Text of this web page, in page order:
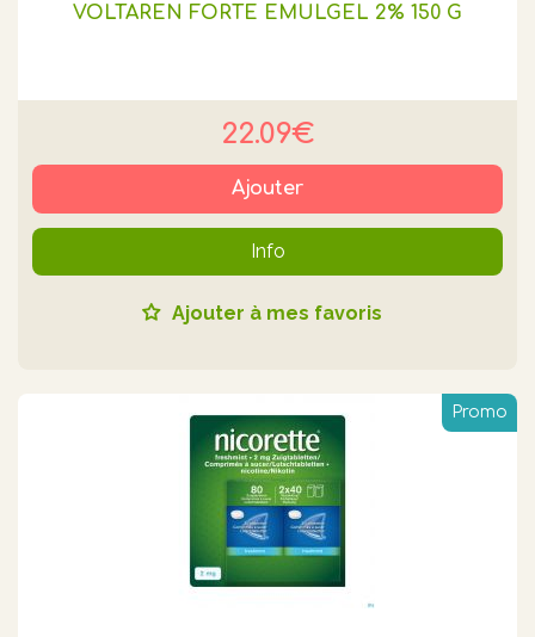
VOLTAREN FORTE EMULGEL 2% 150 G
22.09€
Ajouter
Info
Ajouter à mes favoris
Promo